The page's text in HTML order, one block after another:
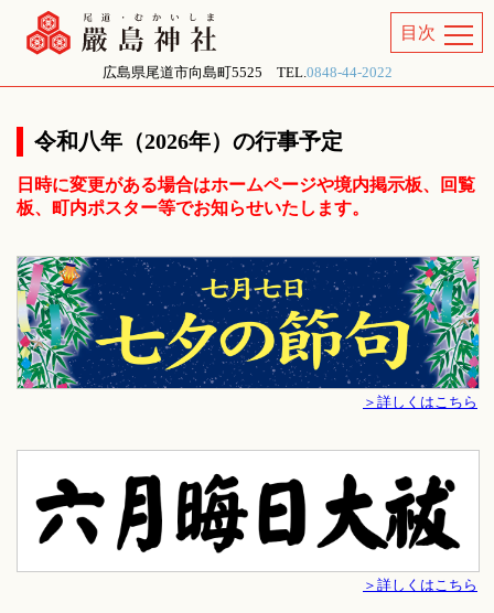
行事
御朱印について
メディア掲載
お問い合せ
広島県尾道市向島町5525 TEL.0848-44-2022
令和八年（2026年）の行事予定
日時に変更がある場合はホームページや境内掲示板、回覧
板、町内ポスター等でお知らせいたします。
＞詳しくはこちら
＞詳しくはこちら